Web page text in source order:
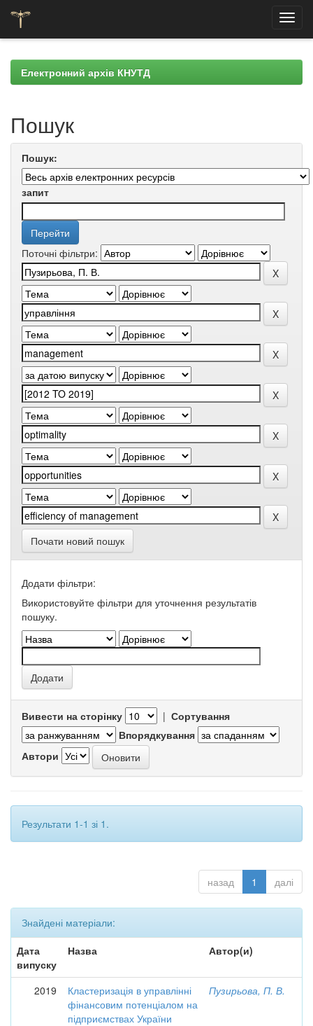
navigationЕлектронний архів КНУТД
Пошук
Пошук:
запит
Поточні фільтри:
Почати новий пошук
Додати фільтри:
Використовуйте фільтри для уточнення результатів
пошуку.
Вивести на сторінку | Сортування
Впорядкування
Автори
Результати 1-1 зі 1.
назад 1 далі
Знайдені матеріали:
Дата
випуску
Назва Автор(и)
2019
Кластеризація в управлінні
фінансовим потенціалом на
підприємствах України
Пузирьова, П. В.